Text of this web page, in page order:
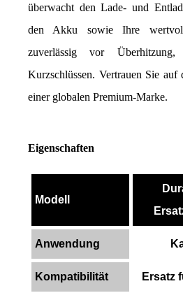
überwacht den Lade- und
den Akku sowie Ihre
zuverlässig vor Überhitzung,
Kurzschlüssen. Vertrauen Sie auf
einer globalen Premium-Marke.
Eigenschaften
Modell
Anwendung
Kompatibilität Ersatz